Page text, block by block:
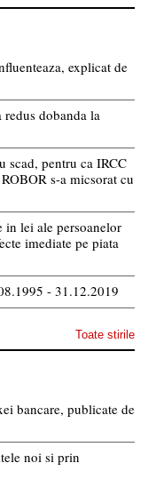
explicat de
dobanda la
scad, pentru ca IRCC
s-a micsorat cu
in lei ale persoanelor
imediate pe piata
- 31.12.2019
Toate stirile
bancare, publicate de
noi si prin